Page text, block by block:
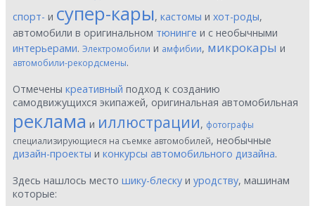
спорт- и супер-кары, кастомы и хот-роды,
автомобили в оригинальном тюнинге и с необычными
интерьерами. Электромобили и амфибии, микрокары и
автомобили-рекордсмены.
Отмечены креативный подход к созданию
самодвижущихся экипажей, оригинальная автомобильная
реклама и иллюстрации, фотографы
специализирующиеся на съемке автомобилей, необычные
дизайн-проекты и конкурсы автомобильного дизайна.
Здесь нашлось место шику-блеску и уродству, машинам
которые: